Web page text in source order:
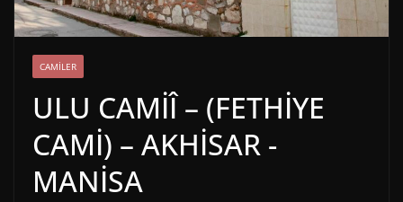
CAMILER
ULU CAMİÎ – (FETHİYE
CAMİ) – AKHİSAR -
MANİSA